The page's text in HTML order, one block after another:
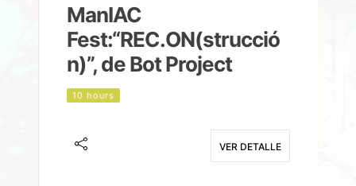
ManIAC
Fest:“REC.ON(strucció
n)”, de Bot Project
10 hours
VER DETALLE